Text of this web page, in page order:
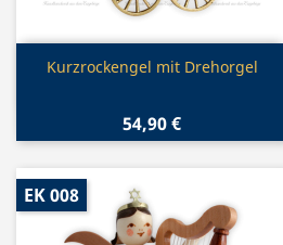
Vorschau
Kurzrockengel mit Drehorgel
54,90 €
EK 008